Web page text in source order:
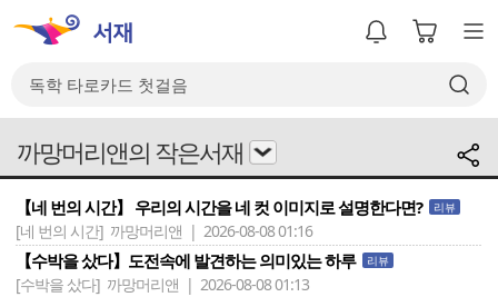
까망머리앤의 작은서재
【네 번의 시간】 우리의 시간을 네 컷 이미지로 설명한다면? 리뷰
[네 번의 시간] 까망머리앤 | 2026-08-08 01:16
【수박을 샀다】도전속에 발견하는 의미있는 하루 리뷰
[수박을 샀다] 까망머리앤 | 2026-08-08 01:13